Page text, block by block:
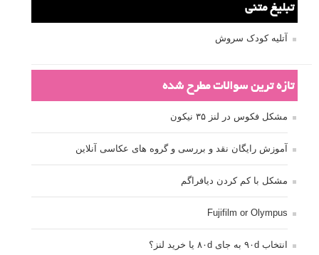
تبلیغ متنی
آتلیه کودک سروش
تازه ترین سوالات مطرح شده
مشکل فکوس در لنز ۳۵ نیکون
آموزش رایگان نقد و بررسی و گروه های عکاسی آنلاین
مشکل با کم کردن دیافراگم
Fujifilm or Olympus
انتخاب ۹۰d به جای ۸۰d یا خرید لنز؟